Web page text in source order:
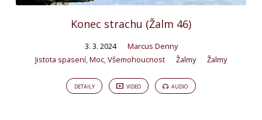
Konec strachu (Žalm 46)
3. 3. 2024
Marcus Denny
Jistota spasení,Moc,Všemohoucnost Žalmy Žalmy
DETAILY VIDEO AUDIO